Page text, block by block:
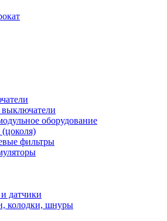
оборудование
фильтры
датчики
колодки, шнуры